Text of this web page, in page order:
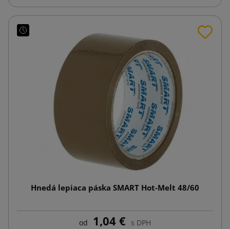
Hnedá lepiaca páska SMART Hot-Melt 48/60
od 1,04 € s DPH